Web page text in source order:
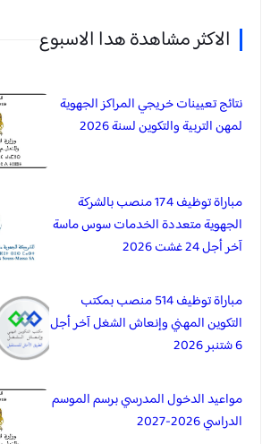
الاكثر مشاهدة هدا الاسبوع
نتائج تعيينات خريجي المراكز الجهوية
لمهن التربية والتكوين لسنة 2026
مباراة توظيف 174 منصب بالشركة
الجهوية متعددة الخدمات سوس ماسة
آخر أجل 24 غشت 2026
مباراة توظيف 514 منصب بمكتب
التكوين المهني وإنعاش الشغل آخر أجل
6 شتنبر 2026
مواعيد الدخول المدرسي برسم الموسم
الدراسي 2026-2027